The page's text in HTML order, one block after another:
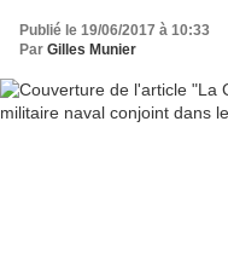
Publié le 19/06/2017 à 10:33
Par Gilles Munier